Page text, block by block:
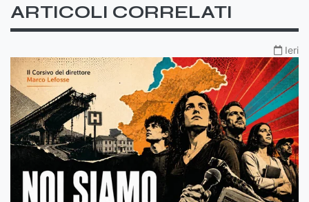
ARTICOLI CORRELATI
Ieri